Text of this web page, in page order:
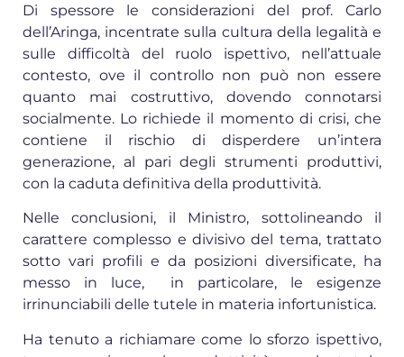
Di spessore le considerazioni del prof. Carlo
dell’Aringa, incentrate sulla cultura della legalità e
sulle difficoltà del ruolo ispettivo, nell’attuale
contesto, ove il controllo non può non essere
quanto mai costruttivo, dovendo connotarsi
socialmente. Lo richiede il momento di crisi, che
contiene il rischio di disperdere un’intera
generazione, al pari degli strumenti produttivi,
con la caduta definitiva della produttività.
Nelle conclusioni, il Ministro, sottolineando il
carattere complesso e divisivo del tema, trattato
sotto vari profili e da posizioni diversificate, ha
messo in luce, in particolare, le esigenze
irrinunciabili delle tutele in materia infortunistica.
Ha tenuto a richiamare come lo sforzo ispettivo,